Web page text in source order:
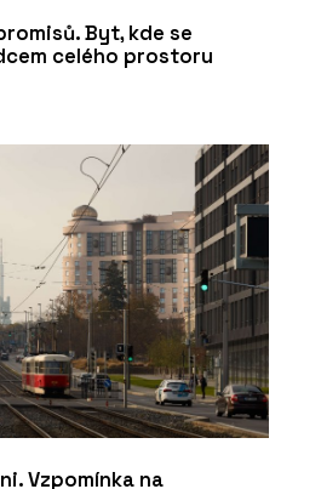
Byt, kde se
celého prostoru
Vzpomínka na